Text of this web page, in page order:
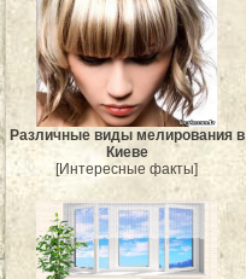
Различные виды мелирования в
Киеве
[Интересные факты]